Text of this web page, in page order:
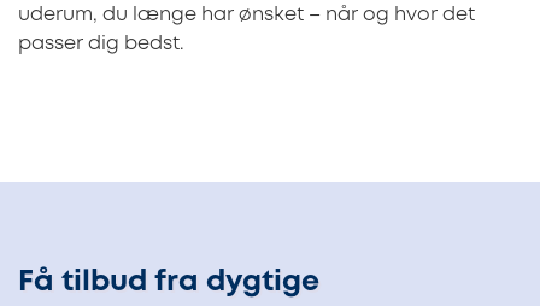
uderum, du længe har ønsket – når og hvor det
passer dig bedst.
Få tilbud fra dygtige